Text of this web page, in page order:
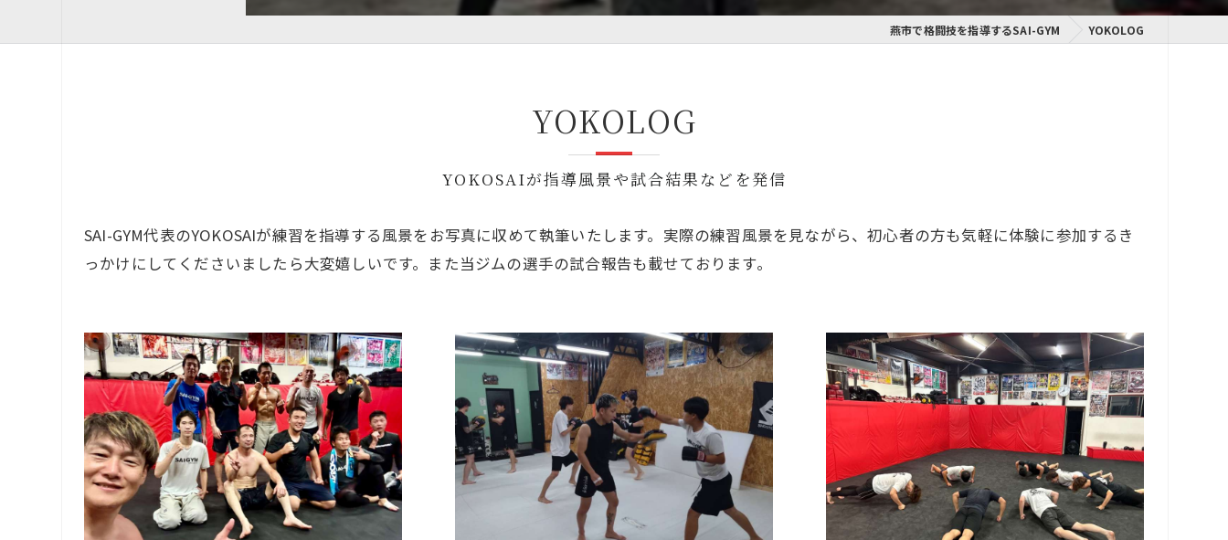
通信制高校学習センター燕市で格闘技を指導するSAI-GYM YOKOLOG
YOKOLOG
YOKOSAIが指導風景や試合結果などを発信
SAI-GYM代表のYOKOSAIが練習を指導する風景をお写真に収めて執筆いたします。実際の練習風景を見ながら、初心者の方も気軽に体験に参加するき
っかけにしてくださいましたら大変嬉しいです。また当ジムの選手の試合報告も載せております。